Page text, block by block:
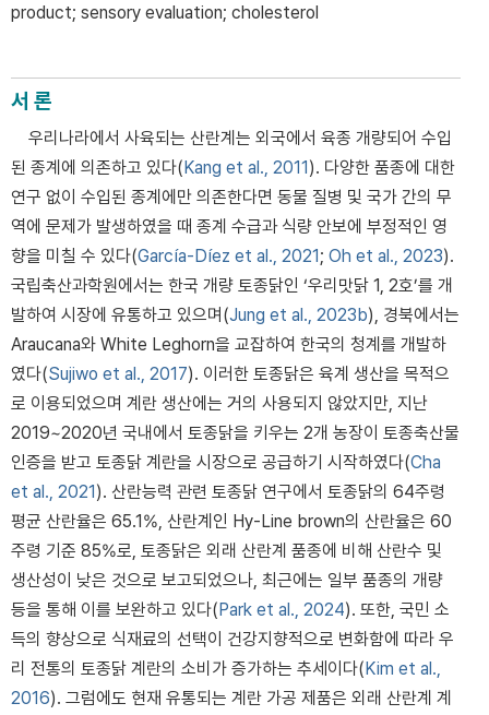
product; sensory evaluation; cholesterol
서 론
우리나라에서 사육되는 산란계는 외국에서 육종 개량되어 수입
된 종계에 의존하고 있다(Kang et al., 2011). 다양한 품종에 대한
연구 없이 수입된 종계에만 의존한다면 동물 질병 및 국가 간의 무
역에 문제가 발생하였을 때 종계 수급과 식량 안보에 부정적인 영
향을 미칠 수 있다(García-Díez et al., 2021; Oh et al., 2023).
국립축산과학원에서는 한국 개량 토종닭인 ‘우리맛닭 1, 2호’를 개
발하여 시장에 유통하고 있으며(Jung et al., 2023b), 경북에서는
Araucana와 White Leghorn을 교잡하여 한국의 청계를 개발하
였다(Sujiwo et al., 2017). 이러한 토종닭은 육계 생산을 목적으
로 이용되었으며 계란 생산에는 거의 사용되지 않았지만, 지난
2019~2020년 국내에서 토종닭을 키우는 2개 농장이 토종축산물
인증을 받고 토종닭 계란을 시장으로 공급하기 시작하였다(Cha
et al., 2021). 산란능력 관련 토종닭 연구에서 토종닭의 64주령
평균 산란율은 65.1%, 산란계인 Hy-Line brown의 산란율은 60
주령 기준 85%로, 토종닭은 외래 산란계 품종에 비해 산란수 및
생산성이 낮은 것으로 보고되었으나, 최근에는 일부 품종의 개량
등을 통해 이를 보완하고 있다(Park et al., 2024). 또한, 국민 소
득의 향상으로 식재료의 선택이 건강지향적으로 변화함에 따라 우
리 전통의 토종닭 계란의 소비가 증가하는 추세이다(Kim et al.,
2016). 그럼에도 현재 유통되는 계란 가공 제품은 외래 산란계 계